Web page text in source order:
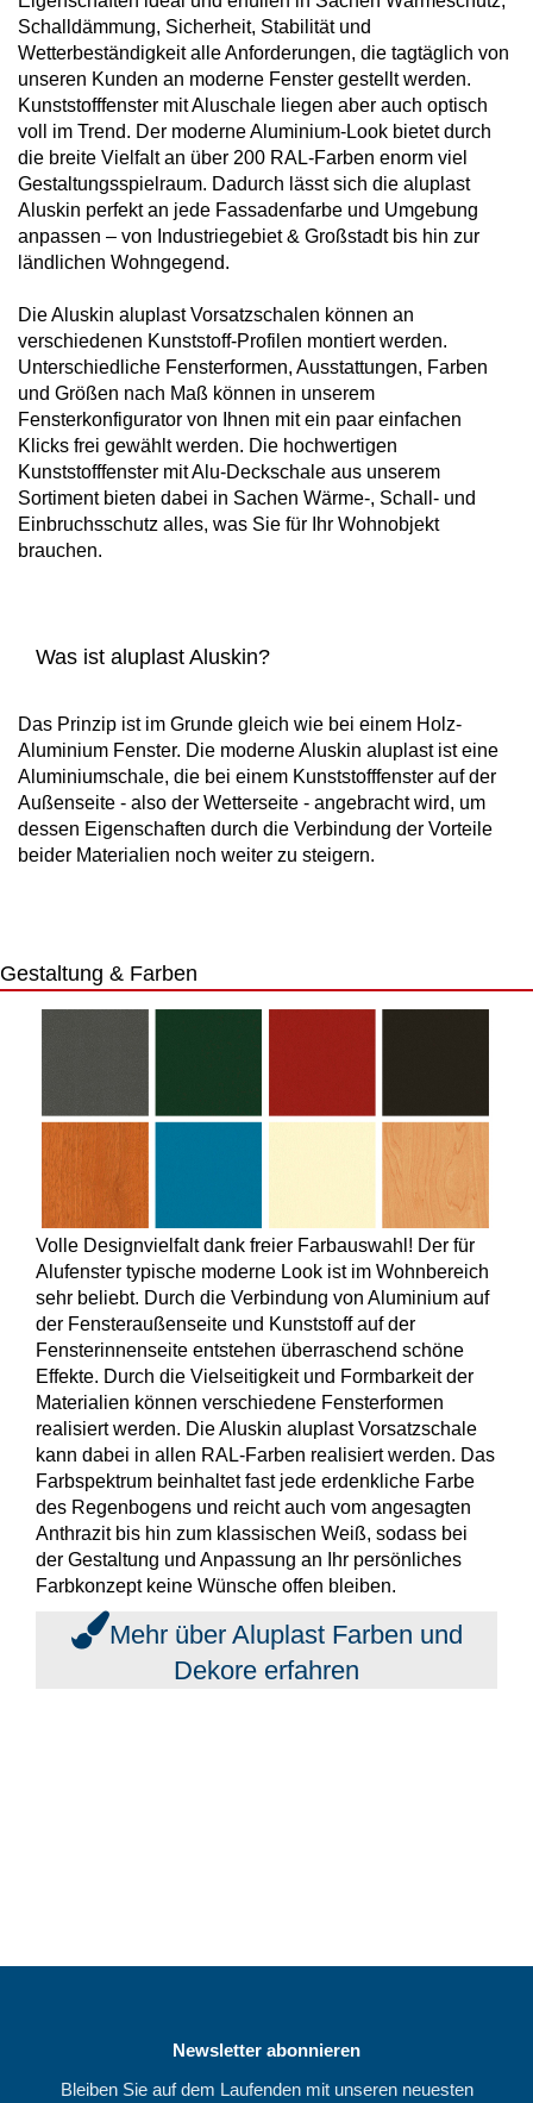
Schalldämmung, Sicherheit, Stabilität und
Wetterbeständigkeit alle Anforderungen, die tagtäglich von
unseren Kunden an moderne Fenster gestellt werden.
Kunststofffenster mit Aluschale liegen aber auch optisch
voll im Trend. Der moderne Aluminium-Look bietet durch
die breite Vielfalt an über 200 RAL-Farben enorm viel
Gestaltungsspielraum. Dadurch lässt sich die aluplast
Aluskin perfekt an jede Fassadenfarbe und Umgebung
anpassen – von Industriegebiet & Großstadt bis hin zur
ländlichen Wohngegend.
Die Aluskin aluplast Vorsatzschalen können an
verschiedenen Kunststoff-Profilen montiert werden.
Unterschiedliche Fensterformen, Ausstattungen, Farben
und Größen nach Maß können in unserem
Fensterkonfigurator von Ihnen mit ein paar einfachen
Klicks frei gewählt werden. Die hochwertigen
Kunststofffenster mit Alu-Deckschale aus unserem
Sortiment bieten dabei in Sachen Wärme-, Schall- und
Einbruchsschutz alles, was Sie für Ihr Wohnobjekt
brauchen.
Was ist aluplast Aluskin?
Das Prinzip ist im Grunde gleich wie bei einem Holz-
Aluminium Fenster. Die moderne Aluskin aluplast ist eine
Aluminiumschale, die bei einem Kunststofffenster auf der
Außenseite - also der Wetterseite - angebracht wird, um
dessen Eigenschaften durch die Verbindung der Vorteile
beider Materialien noch weiter zu steigern.
Gestaltung & Farben
Volle Designvielfalt dank freier Farbauswahl! Der für
Alufenster typische moderne Look ist im Wohnbereich
sehr beliebt. Durch die Verbindung von Aluminium auf
der Fensteraußenseite und Kunststoff auf der
Fensterinnenseite entstehen überraschend schöne
Effekte. Durch die Vielseitigkeit und Formbarkeit der
Materialien können verschiedene Fensterformen
realisiert werden. Die Aluskin aluplast Vorsatzschale
kann dabei in allen RAL-Farben realisiert werden. Das
Farbspektrum beinhaltet fast jede erdenkliche Farbe
des Regenbogens und reicht auch vom angesagten
Anthrazit bis hin zum klassischen Weiß, sodass bei
der Gestaltung und Anpassung an Ihr persönliches
Farbkonzept keine Wünsche offen bleiben.
Mehr über Aluplast Farben und
Dekore erfahren
Newsletter abonnieren
Bleiben Sie auf dem Laufenden mit unseren neuesten